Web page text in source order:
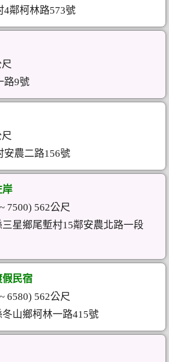
4鄰柯林路573號
路9號
安農二路156號
岸
7500) 562公尺
三星鄉尾塹村15鄰安農北路一段
假民宿
6580) 562公尺
冬山鄉柯林一路415號